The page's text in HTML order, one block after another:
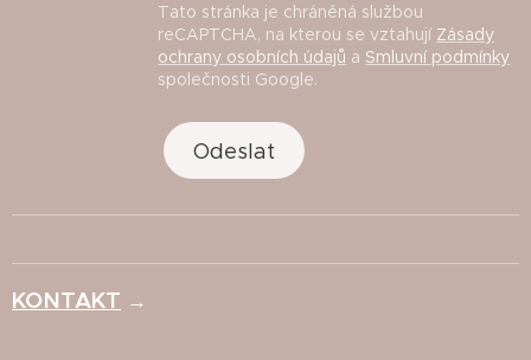
Tato stránka je chráněná službou
reCAPTCHA, na kterou se vztahují Zásady
ochrany osobních údajů a Smluvní podmínky
společnosti Google.
Odeslat
KONTAKT →